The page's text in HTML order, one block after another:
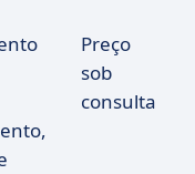
Preço
sob
consulta